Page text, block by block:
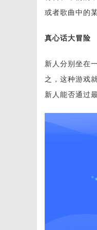
或者歌曲中的
真心话大冒险
新人分别坐在
之，这种游戏
新人能否通过